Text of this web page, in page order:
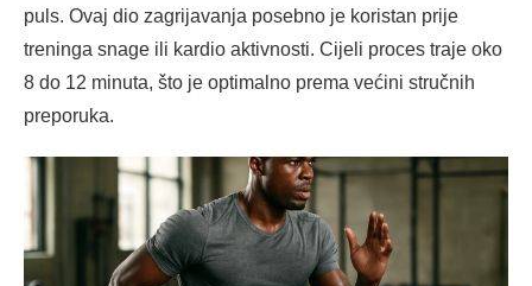
puls. Ovaj dio zagrijavanja posebno je koristan prije
treninga snage ili kardio aktivnosti. Cijeli proces traje oko
8 do 12 minuta, što je optimalno prema većini stručnih
preporuka.